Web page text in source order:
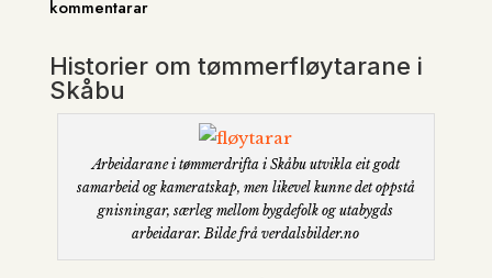
kommentarar
Historier om tømmerfløytarane i
Skåbu
Arbeidarane i tømmerdrifta i Skåbu utvikla eit godt
samarbeid og kameratskap, men likevel kunne det oppstå
gnisningar, særleg mellom bygdefolk og utabygds
arbeidarar. Bilde frå verdalsbilder.no